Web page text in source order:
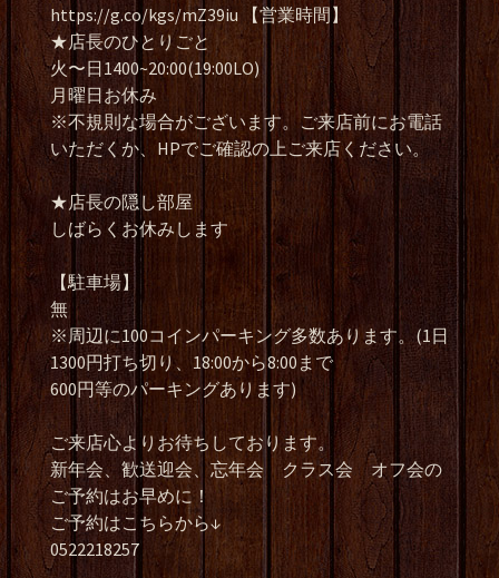
https://g.co/kgs/mZ39iu 【営業時間】
★店長のひとりごと
火〜日1400~20:00(19:00LO)
月曜日お休み
※不規則な場合がございます。ご来店前にお電話
いただくか、HPでご確認の上ご来店ください。
★店長の隠し部屋
しばらくお休みします
【駐車場】
無
※周辺に100コインパーキング多数あります。(1日
1300円打ち切り、18:00から8:00まで
600円等のパーキングあります)
ご来店心よりお待ちしております。
新年会、歓送迎会、忘年会 クラス会 オフ会の
ご予約はお早めに！
ご予約はこちらから↓
0522218257